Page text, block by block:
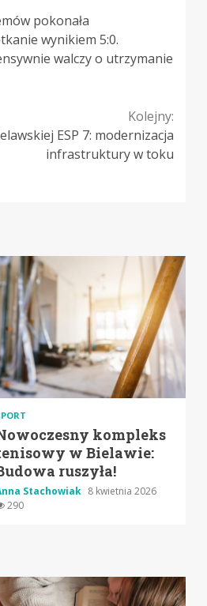
pokonała
wynikiem 5:0.
walczy o utrzymanie
Kolejny:
ESP 7: modernizacja
infrastruktury w toku
kompleks
w Bielawie:
ruszyła!
Stachowiak 8 kwietnia 2026
290